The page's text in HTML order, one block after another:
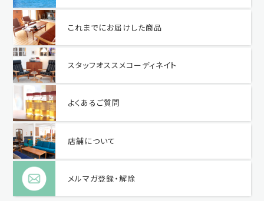
これまでにお届けした商品
スタッフオススメコーディネイト
よくあるご質問
店舗について
メルマガ登録・解除